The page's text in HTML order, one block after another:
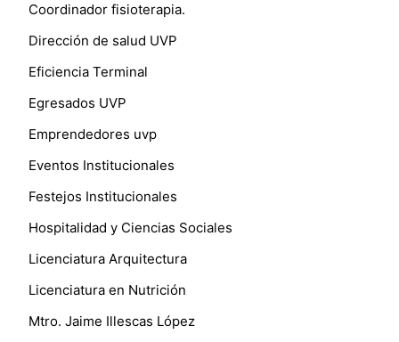
Coordinador fisioterapia.
Dirección de salud UVP
Eficiencia Terminal
Egresados UVP
Emprendedores uvp
Eventos Institucionales
Festejos Institucionales
Hospitalidad y Ciencias Sociales
Licenciatura Arquitectura
Licenciatura en Nutrición
Mtro. Jaime Illescas López